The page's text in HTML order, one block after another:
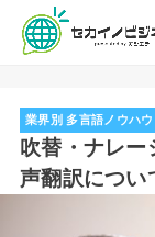
業界別 多言語ノウハウ
吹替・ナレ
声翻訳につい